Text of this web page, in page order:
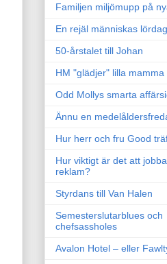
Familjen miljömupp på
En rejäl människas lördag.
50-årstalet till Johan
HM "glädjer" lilla mamma
Odd Mollys smarta
Ännu en
Hur herr och fru Good
Hur viktigt är det att
reklam?
Styrdans till Van Halen
Semesterslutarblues och
chefsassholes
Avalon Hotel – eller